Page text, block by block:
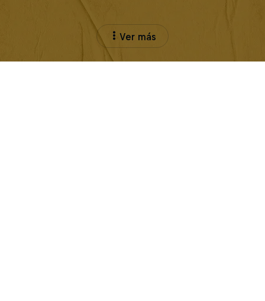
Ver más